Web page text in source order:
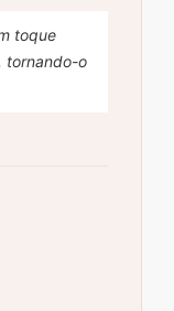
toque
tornando-o